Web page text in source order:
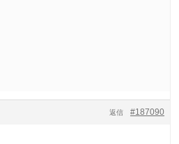
#187090
返信